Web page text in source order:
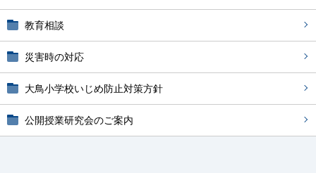
教育相談
災害時の対応
大鳥小学校いじめ防止対策方針
公開授業研究会のご案内